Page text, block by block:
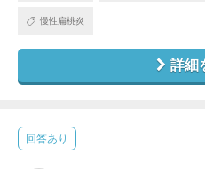
慢性扁桃炎
詳細
回答あり